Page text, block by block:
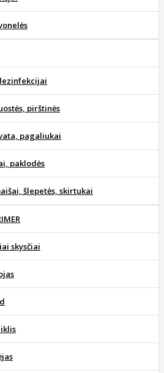
pirštinės
pagaliukai
paklodės
šlepetės, skirtukai
skysčiai